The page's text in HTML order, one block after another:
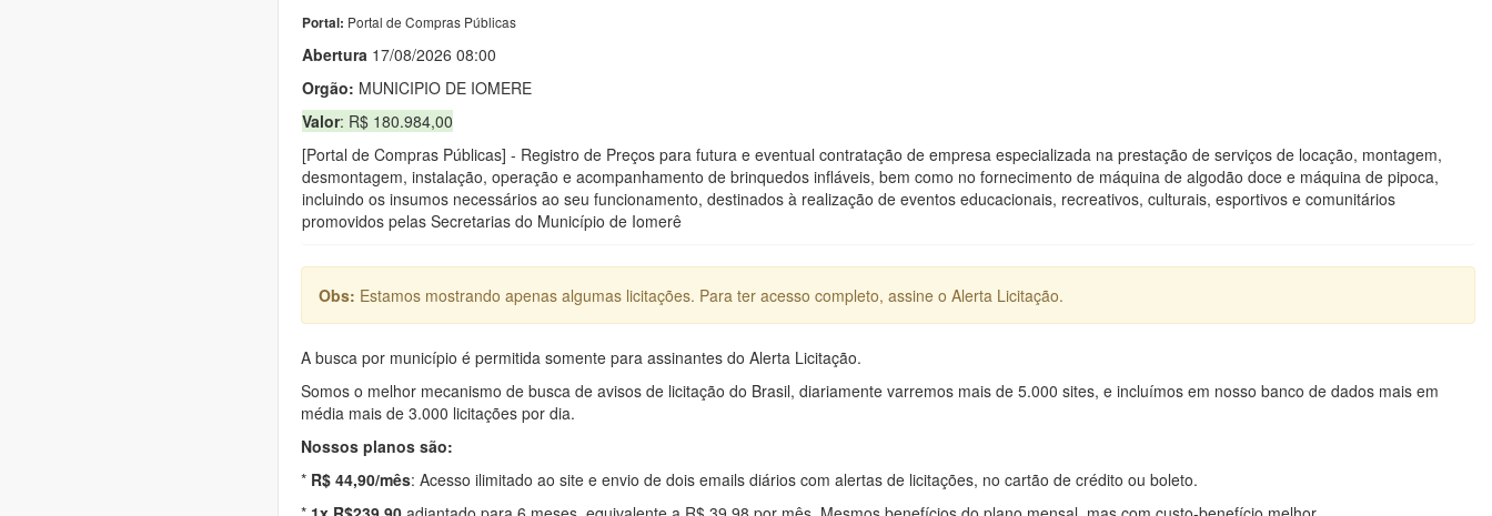
Portal: Portal de Compras Públicas
Abertura 17/08/2026 08:00
Orgão: MUNICIPIO DE IOMERE
Valor: R$ 180.984,00
[Portal de Compras Públicas] - Registro de Preços para futura e eventual contratação de empresa especializada na prestação de serviços de locação, montagem,
desmontagem, instalação, operação e acompanhamento de brinquedos infláveis, bem como no fornecimento de máquina de algodão doce e máquina de pipoca,
incluindo os insumos necessários ao seu funcionamento, destinados à realização de eventos educacionais, recreativos, culturais, esportivos e comunitários
promovidos pelas Secretarias do Município de Iomerê
Obs: Estamos mostrando apenas algumas licitações. Para ter acesso completo, assine o Alerta Licitação.
A busca por município é permitida somente para assinantes do Alerta Licitação.
Somos o melhor mecanismo de busca de avisos de licitação do Brasil, diariamente varremos mais de 5.000 sites, e incluímos em nosso banco de dados mais em
média mais de 3.000 licitações por dia.
Nossos planos são:
* R$ 44,90/mês: Acesso ilimitado ao site e envio de dois emails diários com alertas de licitações, no cartão de crédito ou boleto.